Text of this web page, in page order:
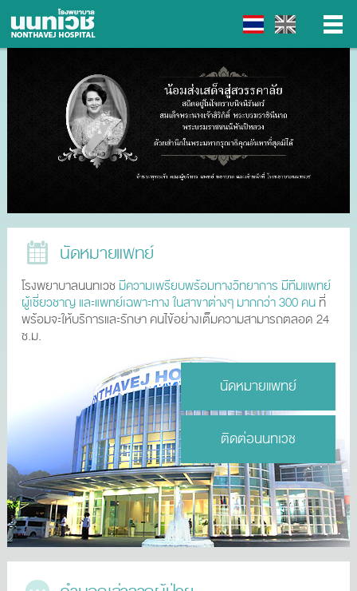
นัดหมายแพทย์
โรงพยาบาลนนทเวช มีความเพรียบพร้อมทางวิทยาการ มีทีมแพทย์
ผู้เชี่ยวชาญ และแพทย์เฉพาะทาง ในสาขาต่างๆ มากกว่า 300 คน ที่
พร้อมจะให้บริการและรักษา คนไข้อย่างเต็มความสามารถตลอด 24
ช.ม.
นัดหมายแพทย์
ติดต่อนนทเวช